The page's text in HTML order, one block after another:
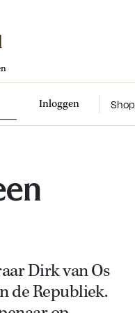
Inloggen Shop
Dirk van Os
de Republiek.